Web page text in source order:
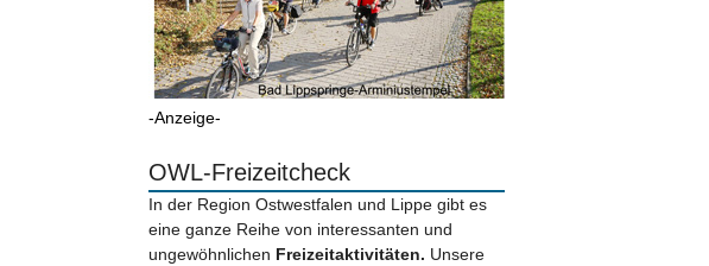
-Anzeige-
OWL-Freizeitcheck
In der Region Ostwestfalen und Lippe gibt es
eine ganze Reihe von interessanten und
ungewöhnlichen Freizeitaktivitäten. Unsere